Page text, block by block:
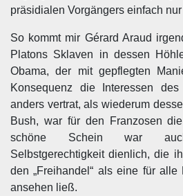
präsidialen Vorgängers einfach nur
So kommt mir Gérard Araud
Platons Sklaven in dessen
Obama, der mit gepflegten
Konsequenz die Interessen
anders vertrat, als wiederum
Bush, war für den Franzosen
schöne Schein war
Selbstgerechtigkeit dienlich, die
den „Freihandel“ als eine für
ansehen ließ.